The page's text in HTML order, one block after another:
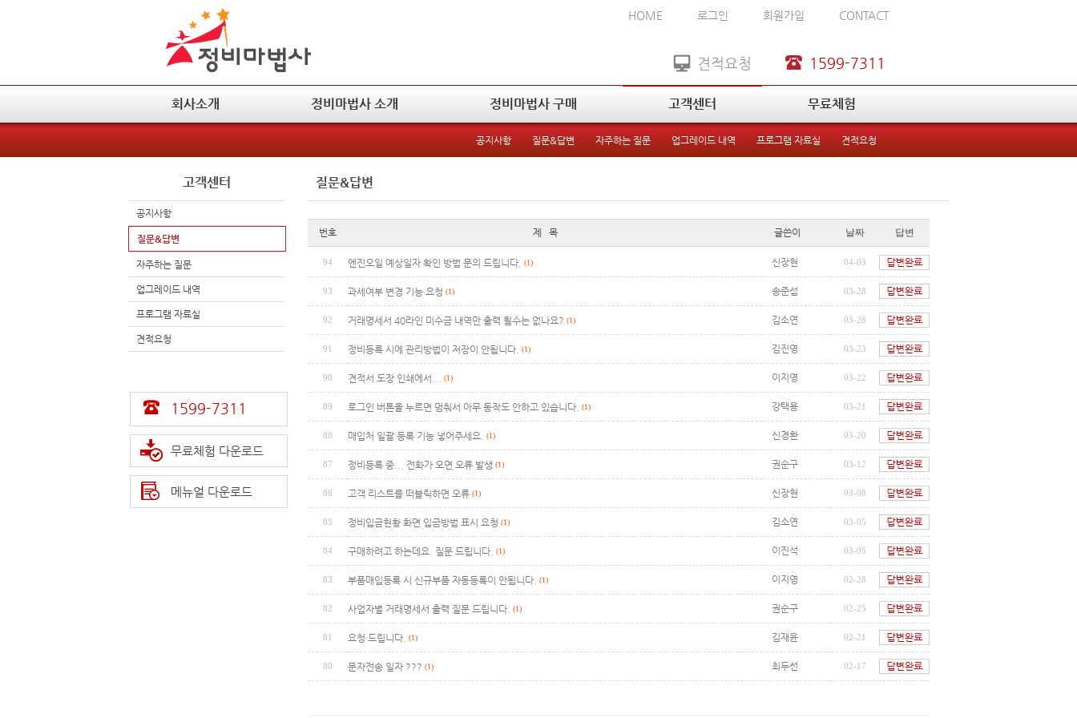
HOME 로그인 회원가입 CONTACT
1599-7311
견적요청
회사소개 정비마법사 소개 정비마법사 구매 고객센터
공지사항 질문&답변 자주하는 질문 업그레이드 내역 프로그램 자료실 견적요청
무료체험
고객센터
공지사항
질문&답변
자주하는 질문
업그레이드 내역
프로그램 자료실
견적요청
1599-7311
무료체험 다운로드
메뉴얼 다운로드
질문&답변
번호 제 목 글쓴이 날짜 답변
94 엔진오일 예상일자 확인 방법 문의 드립니다. (1) 신장현 04-03
93 과세여부 변경 기능 요청 (1) 송준섭 03-28
92 거래명세서 40라인 미수금 내역만 출력 될수는 없나요? (1) 김소연 03-28
91 정비등록 시에 관리방법이 저장이 안됩니다. (1) 김진영 03-23
90 견적서 도장 인쇄에서... (1) 이지영 03-22
89 로그인 버튼을 누르면 멈춰서 아무 동작도 안하고 있습니다. (1) 강택용 03-21
88 매입처 일괄 등록 기능 넣어주세요. (1) 신경환 03-20
87 정비등록 중... 전화가 오면 오류 발생 (1) 권순구 03-12
86 고객 리스트를 떠블릭하면 오류 (1) 신장현 03-08
85 정비입금현황 화면 입금방법 표시 요청 (1) 김소연 03-05
84 구매하려고 하는데요. 질문 드립니다. (1) 이진석 03-05
83 부품매입등록 시 신규부품 자동등록이 안됩니다. (1) 이지영 02-28
82 사업자별 거래명세서 출력 질문 드립니다. (1) 권순구 02-25
81 요청 드립니다. (1) 김재윤 02-21
80 문자전송 일자 ??? (1) 최두선 02-17